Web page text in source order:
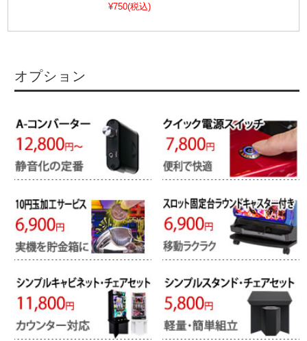
¥750(税込)
オプション